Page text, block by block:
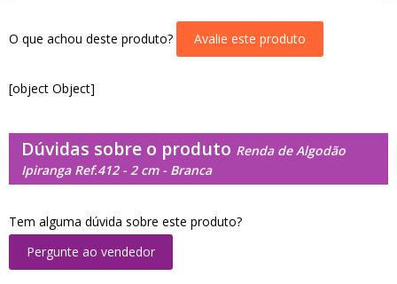
O que achou deste produto? Avalie este produto
[object Object]
Dúvidas sobre o produto Renda de Algodão
Ipiranga Ref.412 - 2 cm - Branca
Tem alguma dúvida sobre este produto?
Pergunte ao vendedor